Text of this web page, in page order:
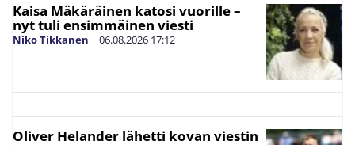
Kaisa Mäkäräinen katosi vuorille –
nyt tuli ensimmäinen viesti
Niko Tikkanen | 06.08.2026 17:12
Oliver Helander lähetti kovan viestin